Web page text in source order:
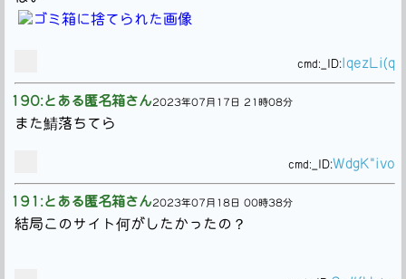
cmd: _ID:IqezLi(q
190:とある匿名箱さん2023年07月17日 21時08分
また鯖落ちてら
cmd: _ID:WdgK"ivo
191:とある匿名箱さん2023年07月18日 00時38分
結局このサイト何がしたかったの？